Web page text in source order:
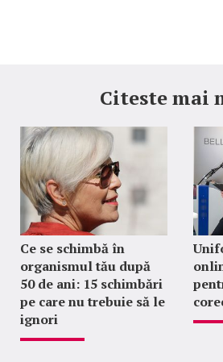
Citeste mai
Ce se schimbă în
organismul tău după
50 de ani: 15 schimbări
pe care nu trebuie să le
ignori